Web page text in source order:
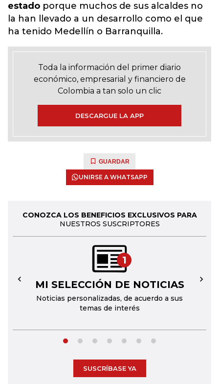
estado porque muchos de sus alcaldes no
la han llevado a un desarrollo como el que
ha tenido Medellín o Barranquilla.
Toda la información del primer diario
económico, empresarial y financiero de
Colombia a tan solo un clic
DESCARGUE LA APP
GUARDAR
UNIRSE A WHATSAPP
CONOZCA LOS BENEFICIOS EXCLUSIVOS PARA
NUESTROS SUSCRIPTORES
1
MI SELECCIÓN DE NOTICIAS
Noticias personalizadas, de acuerdo a sus
temas de interés
← →
SUSCRÍBASE YA